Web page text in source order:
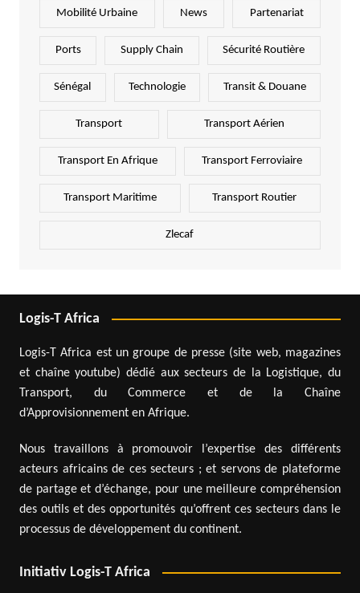
Mobilité Urbaine News Partenariat
Ports Supply Chain Sécurité Routière
Sénégal Technologie Transit & Douane
Transport Transport Aérien
Transport En Afrique Transport Ferroviaire
Transport Maritime Transport Routier
Zlecaf
Logis-T Africa
Logis-T Africa est un groupe de presse (site web, magazines
et chaîne youtube) dédié aux secteurs de la Logistique, du
Transport, du Commerce et de la Chaîne
d’Approvisionnement en Afrique.
Nous travaillons à promouvoir l’expertise des différents
acteurs africains de ces secteurs ; et servons de plateforme
de partage et d’échange, pour une meilleure compréhension
des outils et des opportunités qu’offrent ces secteurs dans le
processus de développement du continent.
Initiativ Logis-T Africa